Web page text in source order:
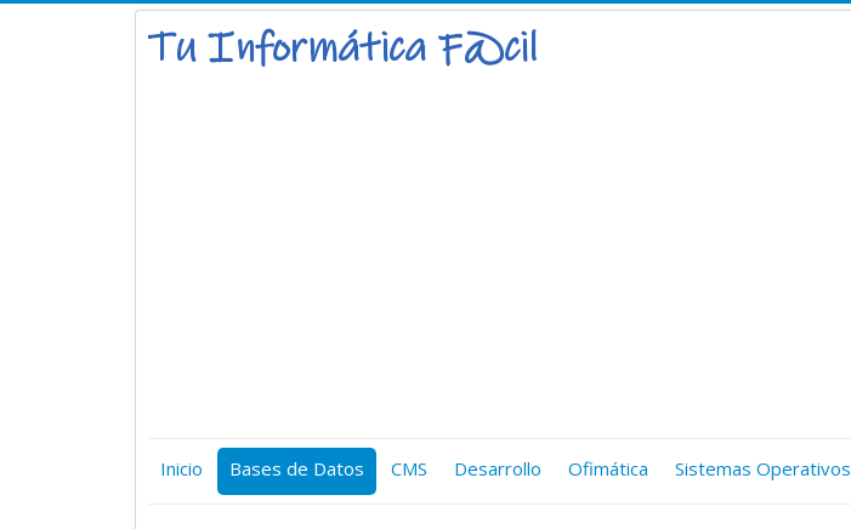
Inicio Bases de Datos CMS Desarrollo Ofimática Sistemas Operativos